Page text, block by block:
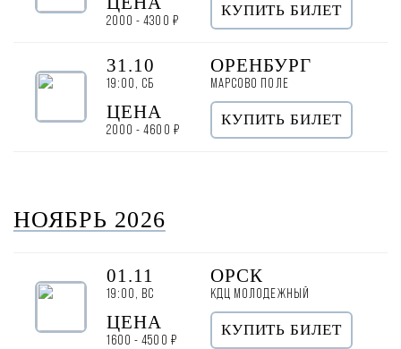
2000 - 4300 ₽
КУПИТЬ БИЛЕТ
31.10
19:00, СБ
ОРЕНБУРГ
МАРСОВО ПОЛЕ
ЦЕНА
2000 - 4600 ₽
КУПИТЬ БИЛЕТ
НОЯБРЬ 2026
01.11
19:00, ВС
ОРСК
КДЦ МОЛОДЕЖНЫЙ
ЦЕНА
1600 - 4500 ₽
КУПИТЬ БИЛЕТ